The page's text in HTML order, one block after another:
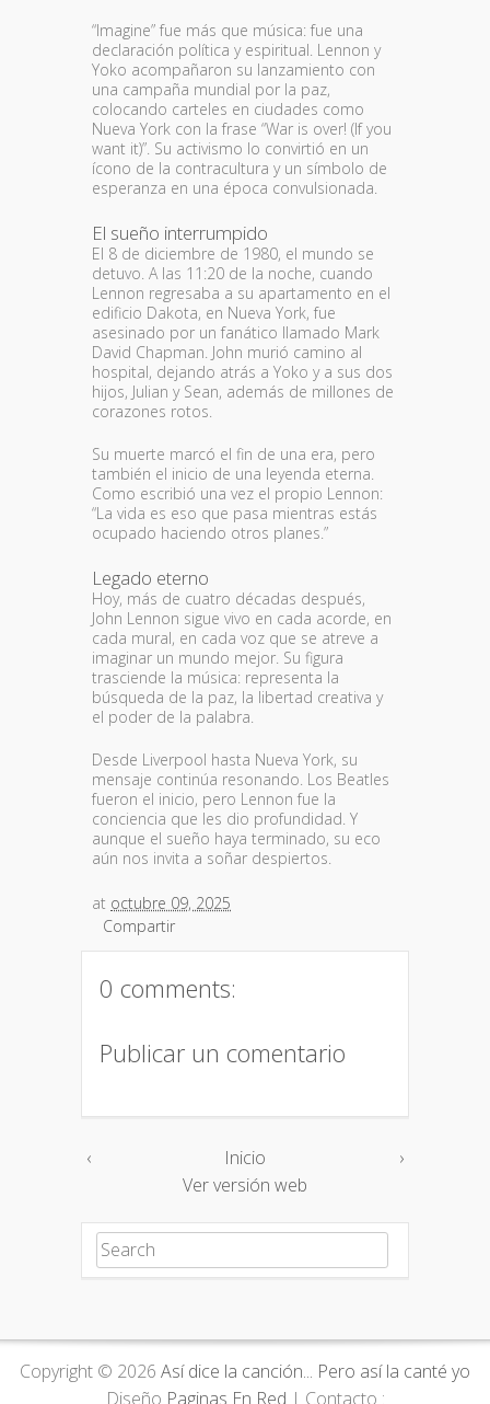
“Imagine” fue más que música: fue una
declaración política y espiritual. Lennon y
Yoko acompañaron su lanzamiento con
una campaña mundial por la paz,
colocando carteles en ciudades como
Nueva York con la frase “War is over! (If you
want it)”. Su activismo lo convirtió en un
ícono de la contracultura y un símbolo de
esperanza en una época convulsionada.
El sueño interrumpido
El 8 de diciembre de 1980, el mundo se
detuvo. A las 11:20 de la noche, cuando
Lennon regresaba a su apartamento en el
edificio Dakota, en Nueva York, fue
asesinado por un fanático llamado Mark
David Chapman. John murió camino al
hospital, dejando atrás a Yoko y a sus dos
hijos, Julian y Sean, además de millones de
corazones rotos.
Su muerte marcó el fin de una era, pero
también el inicio de una leyenda eterna.
Como escribió una vez el propio Lennon:
“La vida es eso que pasa mientras estás
ocupado haciendo otros planes.”
Legado eterno
Hoy, más de cuatro décadas después,
John Lennon sigue vivo en cada acorde, en
cada mural, en cada voz que se atreve a
imaginar un mundo mejor. Su figura
trasciende la música: representa la
búsqueda de la paz, la libertad creativa y
el poder de la palabra.
Desde Liverpool hasta Nueva York, su
mensaje continúa resonando. Los Beatles
fueron el inicio, pero Lennon fue la
conciencia que les dio profundidad. Y
aunque el sueño haya terminado, su eco
aún nos invita a soñar despiertos.
at octubre 09, 2025
Compartir
0 comments:
Publicar un comentario
‹ ›
Inicio
Ver versión web
Search for:
Copyright © 2026 Así dice la canción... Pero así la canté yo
Diseño Paginas En Red | Contacto :